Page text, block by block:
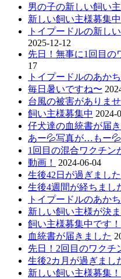
男の子の新しい飼い
新しい飼い主様募集中
トイプードルの新し
2025-12-12
先日！無事に1回目の
17
トイプードルのあか
毎日暑いですね〜
台風の被害がありま
飼い主様募集中 2024-
仔犬達の血統書が届き
あー💦写真が…もー💦
1回目の混合ワクチン
動画！
2024-06-04
生後42日が過ぎました
生後4週間が経ちまし
トイプードルのあか
新しい飼い主様が決ま
飼い主様募集中です！
血統書が届きました
先日！2回目のワクチ
生後2カ月が過ぎまし
新しい飼い主様募集！